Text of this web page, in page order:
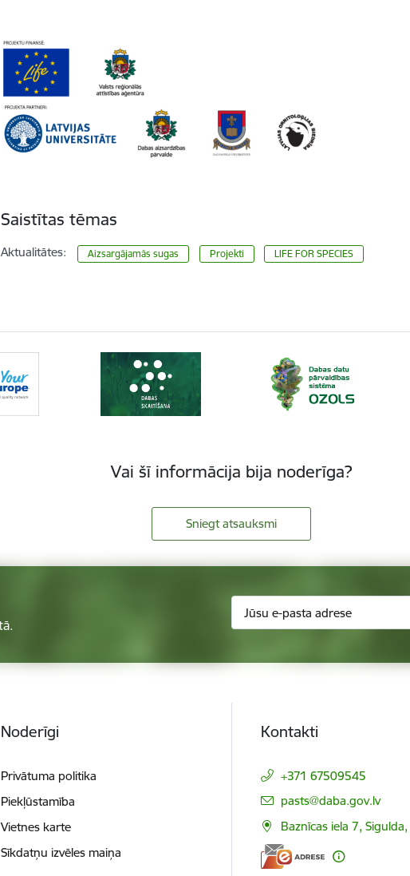
Saistītas tēmas
Aktualitātes: Aizsargājamās sugas Projekti LIFE FOR SPECIES
Vai šī informācija bija noderīga?
Sniegt atsauksmi
Noderīgi
Privātuma politika
Piekļūstamība
Vietnes karte
Sīkdatņu izvēles maiņa
Kontakti
+371 67509545
E-pasts:
pasts@daba.gov.lv
Baznīcas iela 7,